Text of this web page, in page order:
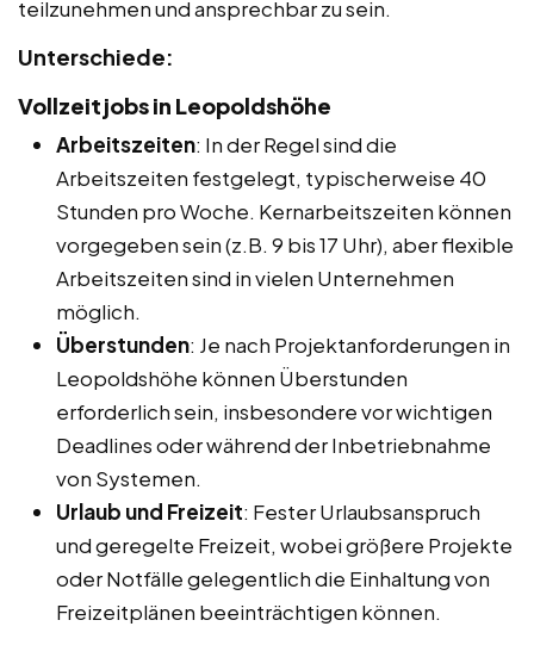
teilzunehmen und ansprechbar zu sein.
Unterschiede:
Vollzeitjobs in Leopoldshöhe
Arbeitszeiten: In der Regel sind die
Arbeitszeiten festgelegt, typischerweise 40
Stunden pro Woche. Kernarbeitszeiten können
vorgegeben sein (z.B. 9 bis 17 Uhr), aber flexible
Arbeitszeiten sind in vielen Unternehmen
möglich.
Überstunden: Je nach Projektanforderungen in
Leopoldshöhe können Überstunden
erforderlich sein, insbesondere vor wichtigen
Deadlines oder während der Inbetriebnahme
von Systemen.
Urlaub und Freizeit: Fester Urlaubsanspruch
und geregelte Freizeit, wobei größere Projekte
oder Notfälle gelegentlich die Einhaltung von
Freizeitplänen beeinträchtigen können.